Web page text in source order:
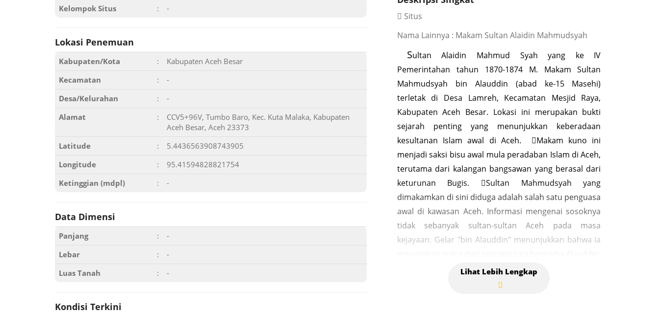
Kelompok Situs
: -
Lokasi Penemuan
Kabupaten/Kota :
Kabupaten Aceh Besar
Kecamatan
:
-
Desa/Kelurahan
:
-
Alamat
:
CCV5+96V, Tumbo Baro, Kec. Kuta Malaka, Kabupaten
Aceh Besar, Aceh 23373
Latitude
:
5.4436563908743905
Longitude
:
95.41594828821754
Ketinggian (mdpl)
: -
Data Dimensi
Panjang :
-
Lebar
:
-
Luas Tanah
: -
Kondisi Terkini
Situs
Nama Lainnya : Makam Sultan Alaidin Mahmudsyah
Sultan Alaidin Mahmud Syah yang ke IV
Pemerintahan tahun 1870-1874 M. Makam Sultan
Mahmudsyah bin Alauddin (abad ke-15 Masehi)
terletak di Desa Lamreh, Kecamatan Mesjid Raya,
Kabupaten Aceh Besar. Lokasi ini merupakan bukti
sejarah penting yang menunjukkan keberadaan
kesultanan Islam awal di Aceh. Makam kuno ini
menjadi saksi bisu awal mula peradaban Islam di Aceh,
terutama dari kalangan bangsawan yang berasal dari
keturunan Bugis. Sultan Mahmudsyah yang
dimakamkan di sini diduga adalah salah satu penguasa
awal di kawasan Aceh. Informasi mengenai sosoknya
tidak sebanyak sultan-sultan Aceh pada masa
kejayaan. Gelar "bin Alauddin" menunjukkan bahwa ia
Situs cagar budaya: Makam Sultan Mahmudsyah bin
Alauddin telah terdaftar sebagai objek cagar budaya